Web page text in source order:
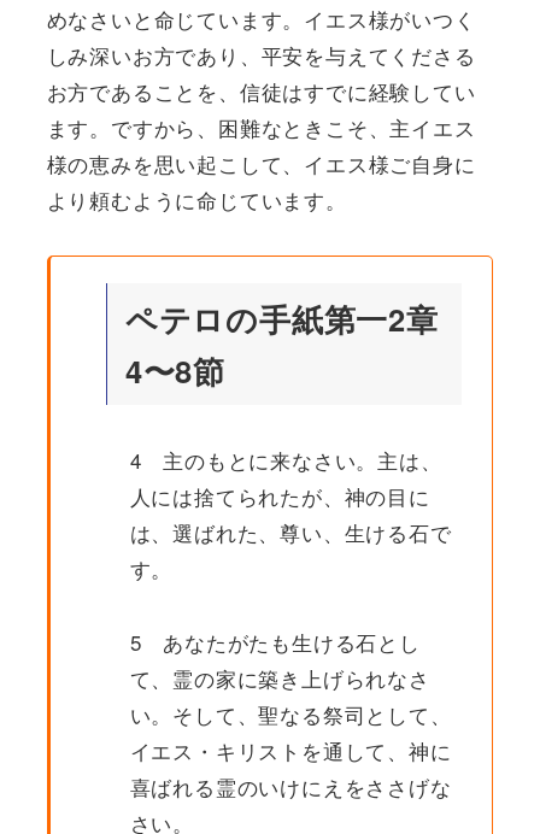
めなさいと命じています。イエス様がいつく
しみ深いお方であり、平安を与えてくださる
お方であることを、信徒はすでに経験してい
ます。ですから、困難なときこそ、主イエス
様の恵みを思い起こして、イエス様ご自身に
より頼むように命じています。
ペテロの手紙第一2章
4〜8節
4 主のもとに来なさい。主は、
人には捨てられたが、神の目に
は、選ばれた、尊い、生ける石で
す。
5 あなたがたも生ける石とし
て、霊の家に築き上げられなさ
い。そして、聖なる祭司として、
イエス・キリストを通して、神に
喜ばれる霊のいけにえをささげな
さい。